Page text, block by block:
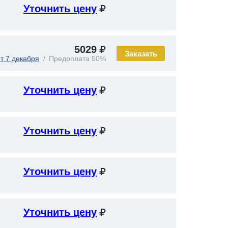
Уточнить цену
Заказать
5029
7 декабря Предоплата 50%
Уточнить цену
Уточнить цену
Уточнить цену
Уточнить цену